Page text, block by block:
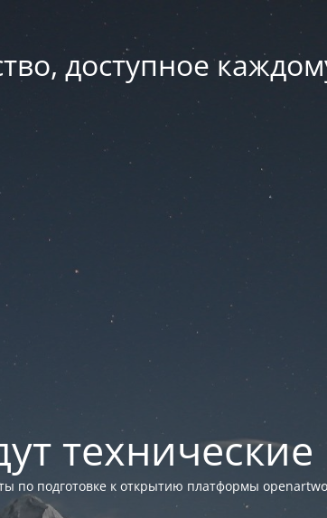
доступное
по подготовке к открытию платформы